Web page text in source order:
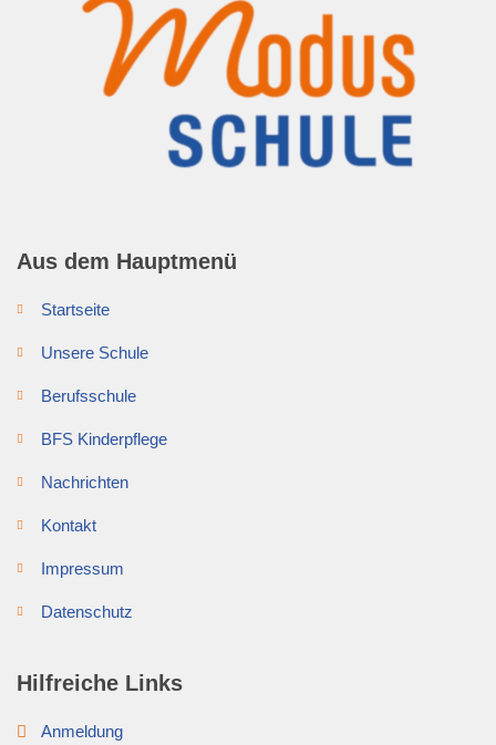
Aus dem Hauptmenü
Startseite
Unsere Schule
Berufsschule
BFS Kinderpflege
Nachrichten
Kontakt
Impressum
Datenschutz
Hilfreiche Links
Anmeldung